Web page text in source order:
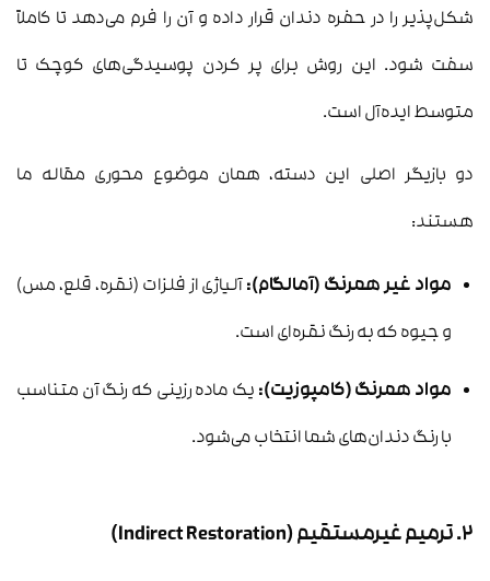
شکل‌پذیر را در حفره دندان قرار داده و آن را فرم می‌دهد تا کاملاً
سفت شود. این روش برای پر کردن پوسیدگی‌های کوچک تا
متوسط ایده‌آل است.
دو بازیگر اصلی این دسته، همان موضوع محوری مقاله ما
هستند:
مواد غیر همرنگ (آمالگام):آلیاژی از فلزات (نقره، قلع، مس)
و جیوه که به رنگ نقره‌ای است.
مواد همرنگ (کامپوزیت): یک ماده رزینی که رنگ آن متناسب
با رنگ دندان‌های شما انتخاب می‌شود.
۲. ترمیم غیرمستقیم (Indirect Restoration)